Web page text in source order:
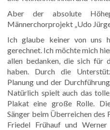
Aber der absolute
Männerchorprojekt „Udo
Ich glaube keiner von uns
gerechnet. Ich möchte mich
allen bedanken, die sich für
haben. Durch die
Planung und der
Natürlich spielt auch das
Plakat eine große Rolle.
Sänger beim Überreichen
Friedel Frühauf und